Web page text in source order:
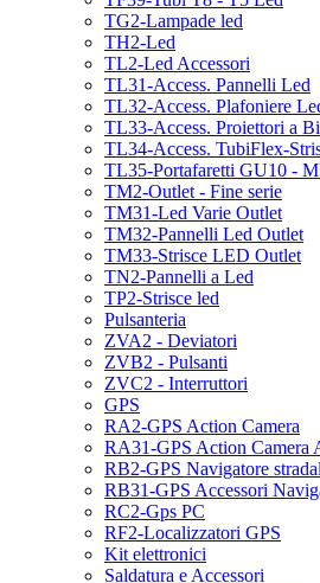
TG2-Lampade led
TH2-Led
TL2-Led Accessori
TL31-Access. Pannelli Led
TL32-Access. Plafoniere
TL33-Access. Proiettori a
TL34-Access. TubiFlex-
TL35-Portafaretti GU10 -
TM2-Outlet - Fine serie
TM31-Led Varie Outlet
TM32-Pannelli Led Outlet
TM33-Strisce LED Outlet
TN2-Pannelli a Led
TP2-Strisce led
Pulsanteria
ZVA2 - Deviatori
ZVB2 - Pulsanti
ZVC2 - Interruttori
GPS
RA2-GPS Action Camera
RA31-GPS Action Camera
RB2-GPS Navigatore
RB31-GPS Accessori
RC2-Gps PC
RF2-Localizzatori GPS
Kit elettronici
Saldatura e Accessori